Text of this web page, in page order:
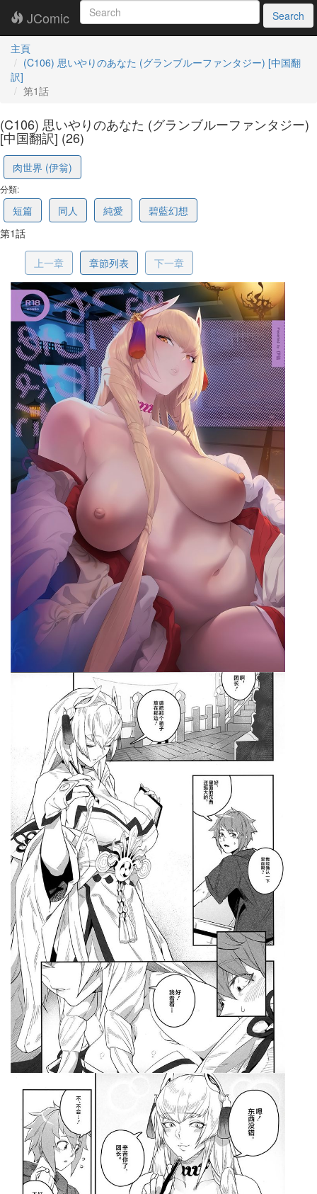
JComic Search
主頁
(C106) 思いやりのあなた (グランブルーファンタジー) [中国翻
訳]
第1話
(C106) 思いやりのあなた (グランブルーファンタジー)
[中国翻訳] (26)
肉世界 (伊翁)
分類:
短篇 同人 純愛
碧藍幻想
第1話
上一章 章節列表 下一章